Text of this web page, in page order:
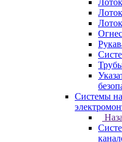
Системы